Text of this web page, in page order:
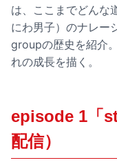
は、ここまでどんな
にわ男子）のナレー
groupの歴史を紹介
れの成長を描く。
episode 1「
配信）